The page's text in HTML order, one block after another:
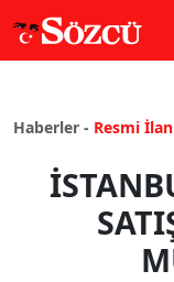
Haberler - Resmi